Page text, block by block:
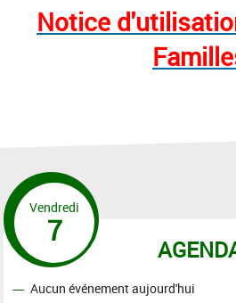
Notice
Vendredi
7
Aucun événement aujourd'hui